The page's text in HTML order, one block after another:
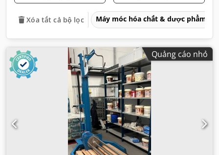
Xóa tất cả bộ lọc Máy móc hóa chất & dược phẩm
Quảng cáo nhỏ